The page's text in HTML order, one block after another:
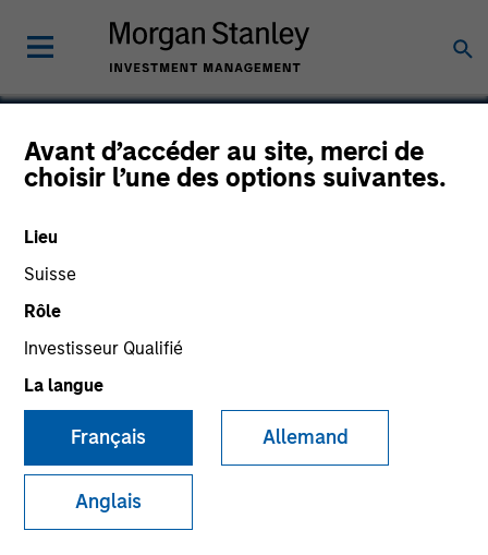
Avant d’accéder au site, merci de
choisir l’une des options suivantes.
Lieu
Suisse
Rôle
Investisseur Qualifié
La langue
Français Allemand
Anglais
Triana Energy II